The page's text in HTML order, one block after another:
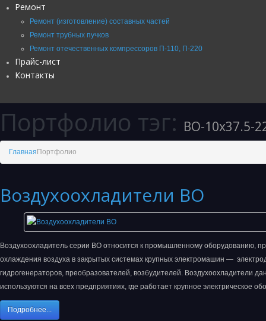
Ремонт
Ремонт (изготовление) составных частей
Ремонт трубных пучков
Ремонт отечественных компрессоров П-110, П-220
Прайс-лист
Контакты
Портфолио тэг: ВО-10х37.5-
Главная Портфолио
Воздухоохладители ВО
Воздухоохладитель серии ВО относится к промышленному оборудованию,
охлаждения воздуха в закрытых системах крупных электромашин —
гидрогенераторов, преобразователей, возбудителей. Воздухоохладители
используются на всех предприятиях, где работает крупное электрическое
Подробнее...